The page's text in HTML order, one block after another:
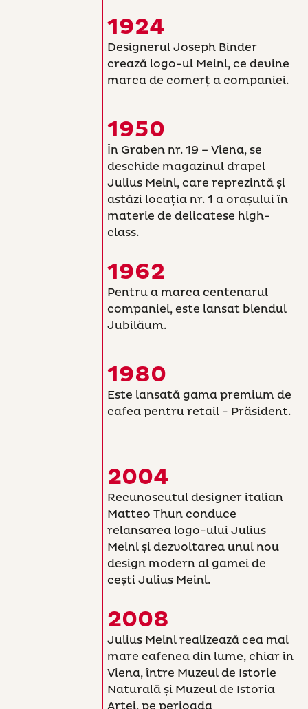
1924
Designerul Joseph Binder
crează logo-ul Meinl, ce devine
marca de comerț a companiei.
1950
În Graben nr. 19 – Viena, se
deschide magazinul drapel
Julius Meinl, care reprezintă și
astăzi locația nr. 1 a orașului în
materie de delicatese high-
class.
1962
Pentru a marca centenarul
companiei, este lansat blendul
Jubiläum.
1980
Este lansată gama premium de
cafea pentru retail - Präsident.
2004
Recunoscutul designer italian
Matteo Thun conduce
relansarea logo-ului Julius
Meinl și dezvoltarea unui nou
design modern al gamei de
cești Julius Meinl.
2008
Julius Meinl realizează cea mai
mare cafenea din lume, chiar în
Viena, între Muzeul de Istorie
Naturală și Muzeul de Istoria
Artei, pe perioada